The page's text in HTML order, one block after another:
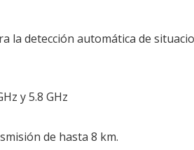
la detección automática de
y 5.8 GHz
de hasta 8 km.